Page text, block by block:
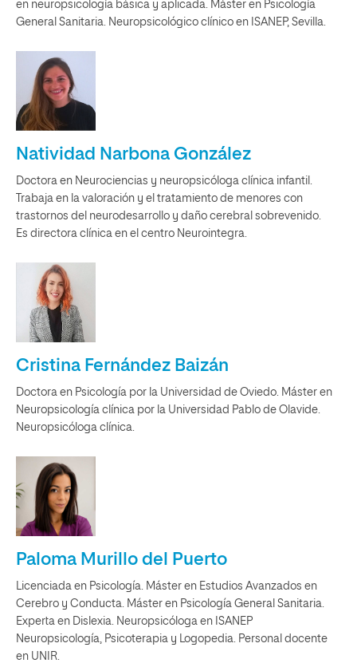
en neuropsicología básica y aplicada. Máster en Psicología
General Sanitaria. Neuropsicológico clínico en ISANEP, Sevilla.
Natividad Narbona González
Doctora en Neurociencias y neuropsicóloga clínica infantil.
Trabaja en la valoración y el tratamiento de menores con
trastornos del neurodesarrollo y daño cerebral sobrevenido.
Es directora clínica en el centro Neurointegra.
Cristina Fernández Baizán
Doctora en Psicología por la Universidad de Oviedo. Máster en
Neuropsicología clínica por la Universidad Pablo de Olavide.
Neuropsicóloga clínica.
Paloma Murillo del Puerto
Licenciada en Psicología. Máster en Estudios Avanzados en
Cerebro y Conducta. Máster en Psicología General Sanitaria.
Experta en Dislexia. Neuropsicóloga en ISANEP
Neuropsicología, Psicoterapia y Logopedia. Personal docente
en UNIR.